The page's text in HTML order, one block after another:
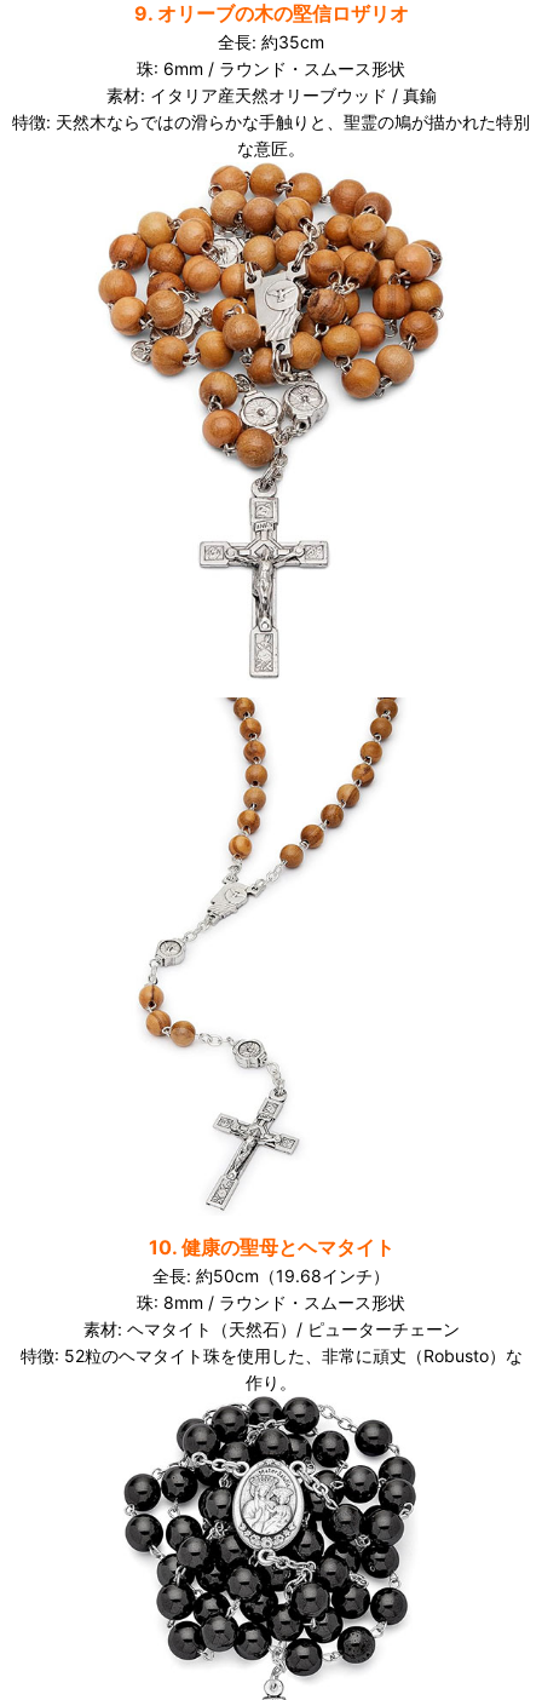
9. オリーブの木の堅信ロザリオ
全長: 約35cm
珠: 6mm / ラウンド・スムース形状
素材: イタリア産天然オリーブウッド / 真鍮
特徴: 天然木ならではの滑らかな手触りと、聖霊の鳩が描かれた特別
な意匠。
10. 健康の聖母とヘマタイト
全長: 約50cm（19.68インチ）
珠: 8mm / ラウンド・スムース形状
素材: ヘマタイト（天然石）/ ピューターチェーン
特徴: 52粒のヘマタイト珠を使用した、非常に頑丈（Robusto）な
作り。